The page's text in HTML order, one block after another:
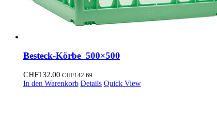
Besteck-Körbe 500×500
CHF132.00 CHF142.69
In den Warenkorb Details Quick View